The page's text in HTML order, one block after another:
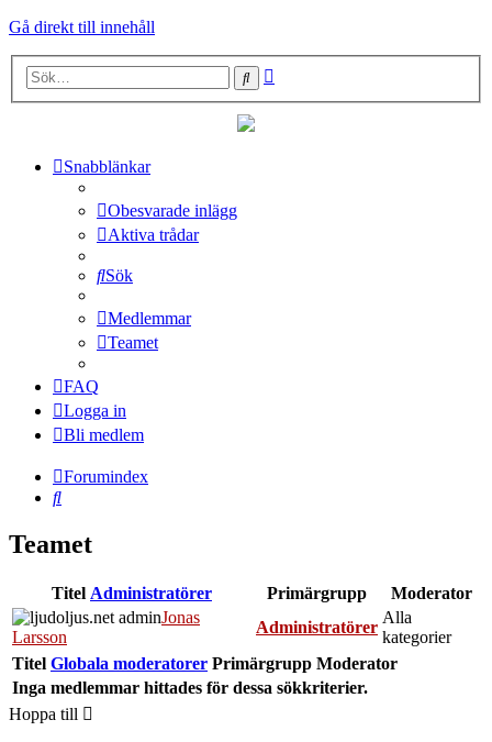
Gå direkt till innehåll
Sök
Snabblänkar
Obesvarade inlägg
Aktiva trådar
Sök
Medlemmar
Teamet
FAQ
Logga in
Bli medlem
Forumindex
Sök
Teamet
Titel Administratörer Primärgrupp
Moderator
Jonas
Larsson
Administratörer
Alla
kategorier
Titel Globala moderatorer Primärgrupp Moderator
Inga medlemmar hittades för dessa sökkriterier.
Hoppa till